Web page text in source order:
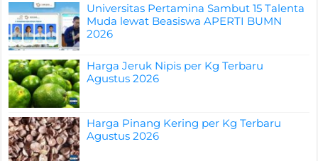
Universitas Pertamina Sambut 15 Talenta
Muda lewat Beasiswa APERTI BUMN
2026
Harga Jeruk Nipis per Kg Terbaru
Agustus 2026
Harga Pinang Kering per Kg Terbaru
Agustus 2026